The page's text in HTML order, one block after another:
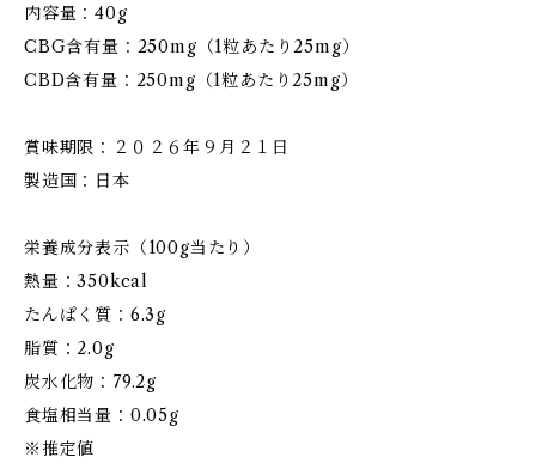
内容量：40g
CBG含有量：250mg（1粒あたり25mg）
CBD含有量：250mg（1粒あたり25mg）
賞味期限：２０２６年９月２１日
製造国：日本
栄養成分表示（100g当たり）
熱量：350kcal
たんぱく質：6.3g
脂質：2.0g
炭水化物：79.2g
食塩相当量：0.05g
※推定値